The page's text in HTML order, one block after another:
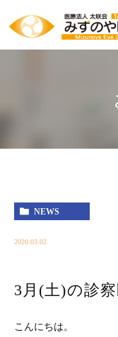
NEWS
2020.03.02
3月(土)の診
こんにちは。